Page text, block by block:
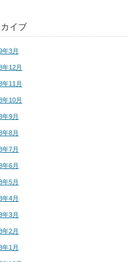
イブ
年3月
年12月
年11月
年10月
年9月
年8月
年7月
年6月
年5月
年4月
年3月
年2月
年1月